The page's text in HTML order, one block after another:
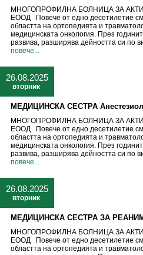
МНОГОПРОФИЛНА БОЛНИЦА ЗА
ЕООД Повече от едно десетилетие
областта на ортопедията и
медицинската онкология. През
развива, разширява дейността си по
повече...
26.08.2025
вторник
МЕДИЦИНСКА СЕСТРА
МНОГОПРОФИЛНА БОЛНИЦА ЗА
ЕООД Повече от едно десетилетие
областта на ортопедията и
медицинската онкология. През
развива, разширява дейността си по
повече...
26.08.2025
вторник
МЕДИЦИНСКА СЕСТРА ЗА
МНОГОПРОФИЛНА БОЛНИЦА ЗА
ЕООД Повече от едно десетилетие
областта на ортопедията и